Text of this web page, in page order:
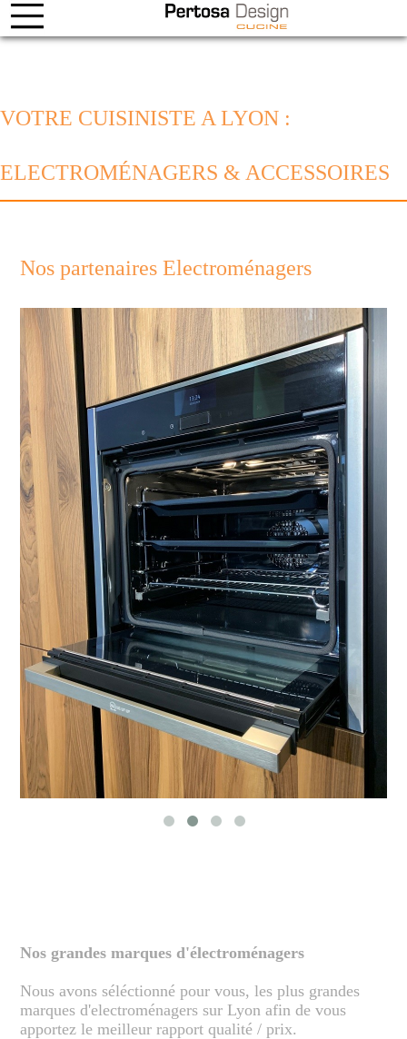
VOTRE CUISINISTE A LYON :
ELECTROMÉNAGERS & ACCESSOIRES
Nos partenaires Electroménagers
Nos grandes marques d'électroménagers
Nous avons séléctionné pour vous, les plus grandes
marques d'electroménagers sur Lyon afin de vous
apportez le meilleur rapport qualité / prix.